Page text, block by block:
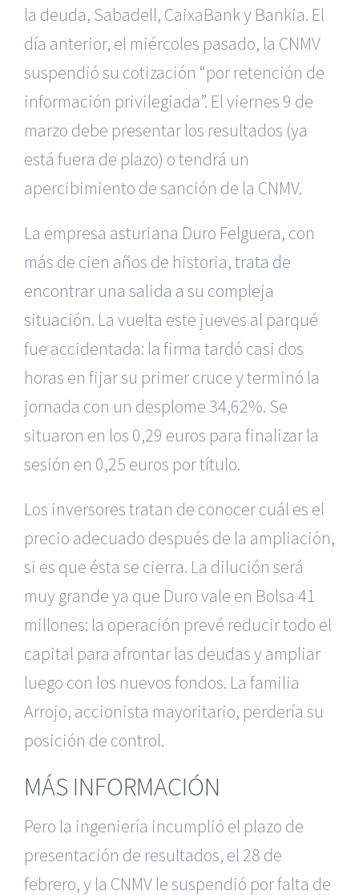
la deuda, Sabadell, CaixaBank y Bankia. El
día anterior, el miércoles pasado, la CNMV
suspendió su cotización “por retención de
información privilegiada”. El viernes 9 de
marzo debe presentar los resultados (ya
está fuera de plazo) o tendrá un
apercibimiento de sanción de la CNMV.
La empresa asturiana Duro Felguera, con
más de cien años de historia,trata de
encontrar una salida a su compleja
situación. La vuelta este jueves al parqué
fue accidentada: la firma tardó casi dos
horas en fijar su primer cruce y terminó la
jornada con un desplome 34,62%. Se
situaron en los 0,29 euros para finalizar la
sesión en 0,25 euros por título.
Los inversores tratan de conocer cuál es el
precio adecuado después de la ampliación,
si es que ésta se cierra. La dilución será
muy grande ya que Duro vale en Bolsa 41
millones: la operación prevé reducir todo el
capital para afrontar las deudas y ampliar
luego con los nuevos fondos. La familia
Arrojo, accionista mayoritario, perdería su
posición de control.
MÁS INFORMACIÓN
Pero la ingeniería incumplió el plazo de
presentación de resultados, el 28 de
febrero, y la CNMV le suspendió por falta de